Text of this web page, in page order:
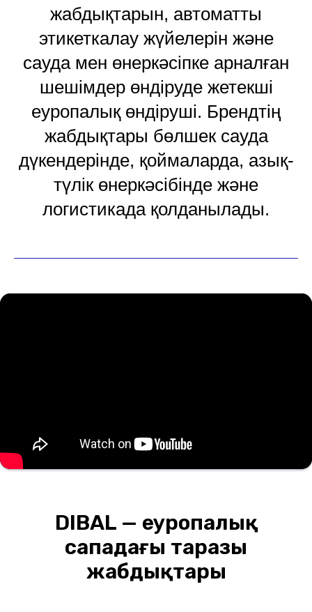
жабдықтарын, автоматты
этикеткалау жүйелерін және
сауда мен өнеркәсіпке арналған
шешімдер өндіруде жетекші
еуропалық өндіруші. Брендтің
жабдықтары бөлшек сауда
дүкендерінде, қоймаларда, азық-
түлік өнеркәсібінде және
логистикада қолданылады.
DIBAL — еуропалық
сападағы таразы
жабдықтары